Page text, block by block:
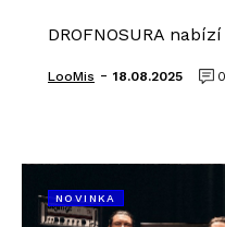
DROFNOSURA
LooMis - 18.08.2025 0
NOVINKA